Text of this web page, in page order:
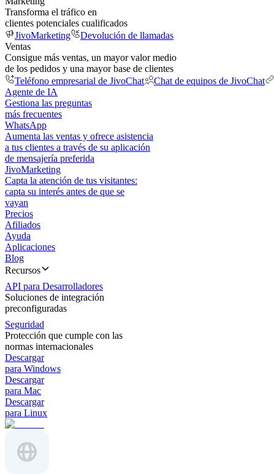
Transforma el tráfico en
clientes potenciales cualificados
JivoMarketing
Devolución de llamadas
Ventas
Consigue más ventas, un mayor valor medio
de los pedidos y una mayor base de clientes
Teléfono empresarial de JivoChat
Chat de equipos de JivoChat
Agente de IA
Gestiona las preguntas
más frecuentes
WhatsApp
Aumenta las ventas y ofrece asistencia
a tus clientes a través de su aplicación
de mensajería preferida
JivoMarketing
Capta la atención de tus visitantes:
capta su interés antes de que se
vayan
Precios
Afiliados
Ayuda
Aplicaciones
Blog
Recursos
API para Desarrolladores
Soluciones de integración
preconfiguradas
Seguridad
Protección que cumple con las
normas internacionales
Descargar
para Windows
Descargar
para Mac
Descargar
para Linux